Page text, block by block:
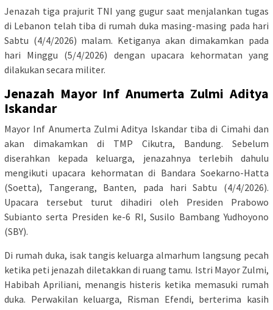
Jenazah tiga prajurit TNI yang gugur saat menjalankan tugas
di Lebanon telah tiba di rumah duka masing-masing pada hari
Sabtu (4/4/2026) malam. Ketiganya akan dimakamkan pada
hari Minggu (5/4/2026) dengan upacara kehormatan yang
dilakukan secara militer.
Jenazah Mayor Inf Anumerta Zulmi Aditya
Iskandar
Mayor Inf Anumerta Zulmi Aditya Iskandar tiba di Cimahi dan
akan dimakamkan di TMP Cikutra, Bandung. Sebelum
diserahkan kepada keluarga, jenazahnya terlebih dahulu
mengikuti upacara kehormatan di Bandara Soekarno-Hatta
(Soetta), Tangerang, Banten, pada hari Sabtu (4/4/2026).
Upacara tersebut turut dihadiri oleh Presiden Prabowo
Subianto serta Presiden ke-6 RI, Susilo Bambang Yudhoyono
(SBY).
Di rumah duka, isak tangis keluarga almarhum langsung pecah
ketika peti jenazah diletakkan di ruang tamu. Istri Mayor Zulmi,
Habibah Apriliani, menangis histeris ketika memasuki rumah
duka. Perwakilan keluarga, Risman Efendi, berterima kasih